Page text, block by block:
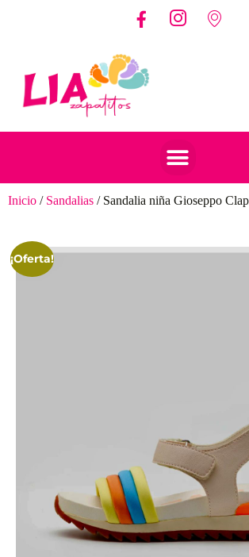
Inicio / Sandalias / Sandalia niña Gioseppo
¡Oferta!